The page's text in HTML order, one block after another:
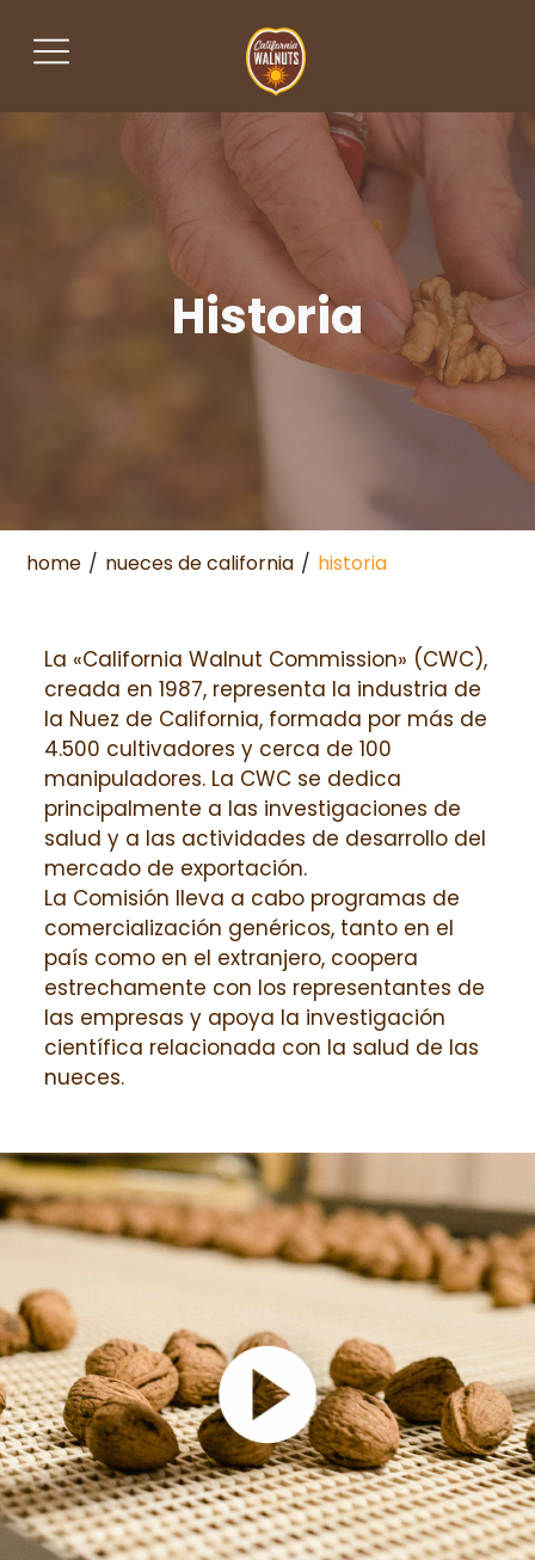
Historia
home / nueces de california / historia
La «California Walnut Commission» (CWC),
creada en 1987, representa la industria de
la Nuez de California, formada por más de
4.500 cultivadores y cerca de 100
manipuladores. La CWC se dedica
principalmente a las investigaciones de
salud y a las actividades de desarrollo del
mercado de exportación.
La Comisión lleva a cabo programas de
comercialización genéricos, tanto en el
país como en el extranjero, coopera
estrechamente con los representantes de
las empresas y apoya la investigación
científica relacionada con la salud de las
nueces.